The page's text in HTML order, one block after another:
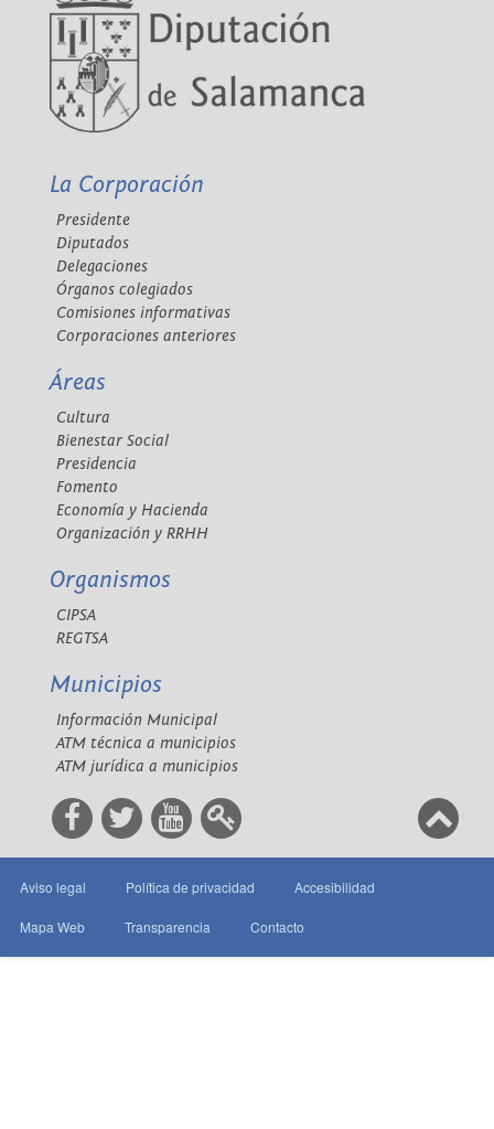
La Corporación
Presidente
Diputados
Delegaciones
Órganos colegiados
Comisiones informativas
Corporaciones anteriores
Áreas
Cultura
Bienestar Social
Presidencia
Fomento
Economía y Hacienda
Organización y RRHH
Organismos
CIPSA
REGTSA
Municipios
Información Municipal
ATM técnica a municipios
ATM jurídica a municipios
Aviso legal Política de privacidad Accesibilidad
Mapa Web Transparencia Contacto